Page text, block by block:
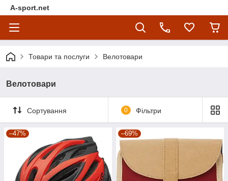
A-sport.net
Товари та послуги Велотовари
Велотовари
Сортування 0 Фільтри
–47% –69%